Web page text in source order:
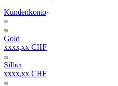
Kundenkonto
Gold
xxxx,xx CHF
Silber
xxxx,xx CHF